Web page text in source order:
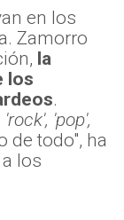
en los
Zamorro
la
los
.
'pop',
de todo", ha
los